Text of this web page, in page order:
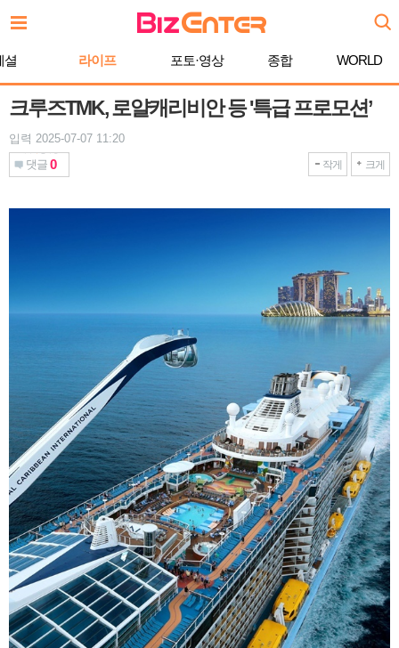
문
로셜 라이프 포토·영상 종합 WORLD
크루즈TMK, 로얄캐리비안 등 '특급 프로모션’
입력 2025-07-07 11:20
댓글 0 작게 크게